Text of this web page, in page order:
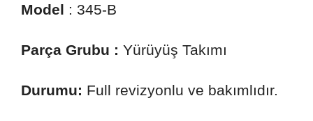
Model : 345-B
Parça Grubu : Yürüyüş Takımı
Durumu: Full revizyonlu ve bakımlıdır.